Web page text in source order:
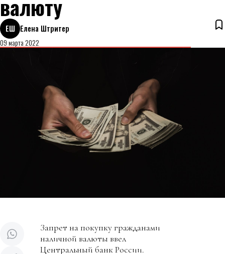
валюту
ЕШ Елена Штритер
09 марта 2022
Запрет на покупку гражданами
наличной валюты ввел
Центральный банк России.